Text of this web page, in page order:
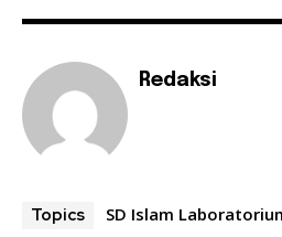
Redaksi
Topics SD Islam